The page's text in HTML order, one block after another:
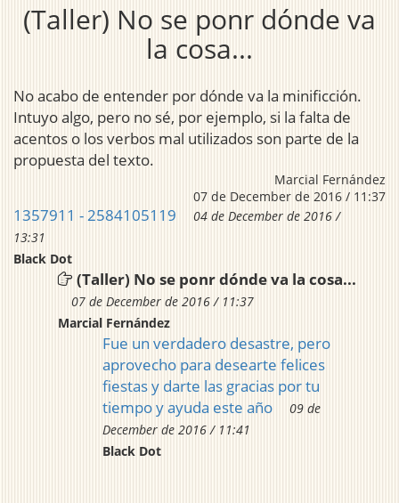
(Taller) No se ponr dónde va
la cosa...
No acabo de entender por dónde va la minificción.
Intuyo algo, pero no sé, por ejemplo, si la falta de
acentos o los verbos mal utilizados son parte de la
propuesta del texto.
Marcial Fernández
07 de December de 2016 / 11:37
1357911 - 2584105119
04 de December de 2016 /
13:31
Black Dot
(Taller) No se ponr dónde va la cosa...
07 de December de 2016 / 11:37
Marcial Fernández
Fue un verdadero desastre, pero
aprovecho para desearte felices
fiestas y darte las gracias por tu
tiempo y ayuda este año
09 de
December de 2016 / 11:41
Black Dot